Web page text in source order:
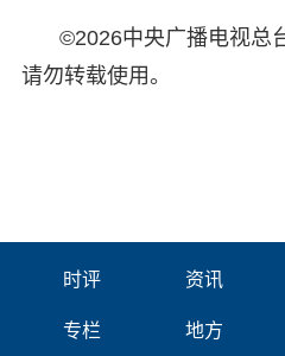
©2026中央广播电视总
请勿转载使用。
时评 资讯
专栏 地方